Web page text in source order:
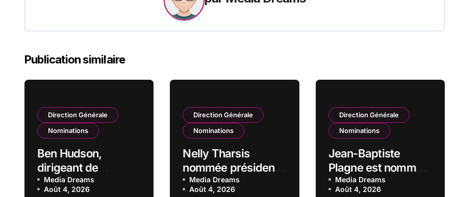
Publication similaire
Direction Générale
Nominations
Ben Hudson,
dirigeant de
l’industrie de la
Media Dreams
Août 4, 2026
Direction Générale
Nominations
Nelly Tharsis
nommée présidente
du directoire de la
Media Dreams
Août 4, 2026
Direction Générale
Nominations
Jean-Baptiste
Plagne est nommé
Directeur général
Media Dreams
Août 4, 2026